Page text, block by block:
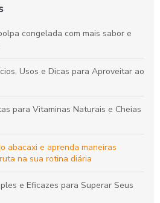
congelada com mais sabor e
Usos e Dicas para Aproveitar ao
para Vitaminas Naturais e Cheias
abacaxi e aprenda maneiras
na sua rotina diária
e Eficazes para Superar Seus